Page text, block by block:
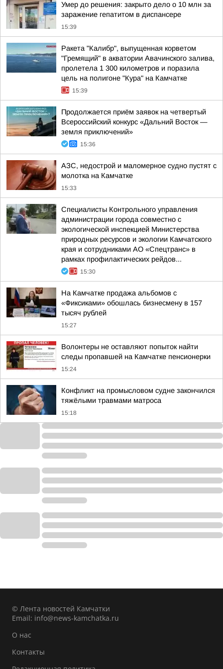
Умер до решения: закрыто дело о 10 млн за
заражение гепатитом в диспансере
15:39
Ракета "Калибр", выпущенная корветом
"Гремящий" в акватории Авачинского залива,
пролетела 1 300 километров и поразила
цель на полигоне "Кура" на Камчатке
15:39
Продолжается приём заявок на четвертый
Всероссийский конкурс «Дальний Восток —
земля приключений»
15:36
АЗС, недострой и маломерное судно пустят с
молотка на Камчатке
15:33
Специалисты Контрольного управления
администрации города совместно с
экологической инспекцией Министерства
природных ресурсов и экологии Камчатского
края и сотрудниками АО «Спецтранс» в
рамках профилактических рейдов...
15:30
На Камчатке продажа альбомов с
«Фиксиками» обошлась бизнесмену в 157
тысяч рублей
15:27
Волонтеры не оставляют попыток найти
следы пропавшей на Камчатке пенсионерки
15:24
Конфликт на промысловом судне закончился
тяжёлыми травмами матроса
15:18
© Лента новостей Камчатки
Email: info@news-kamchatka.ru
О нас
Контакты